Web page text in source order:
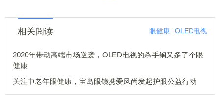
相关阅读 眼健康 OLED电视
2020年带动高端市场逆袭，OLED电视的杀手锏又多了个眼
健康
关注中老年眼健康，宝岛眼镜携爱风尚发起护眼公益行动